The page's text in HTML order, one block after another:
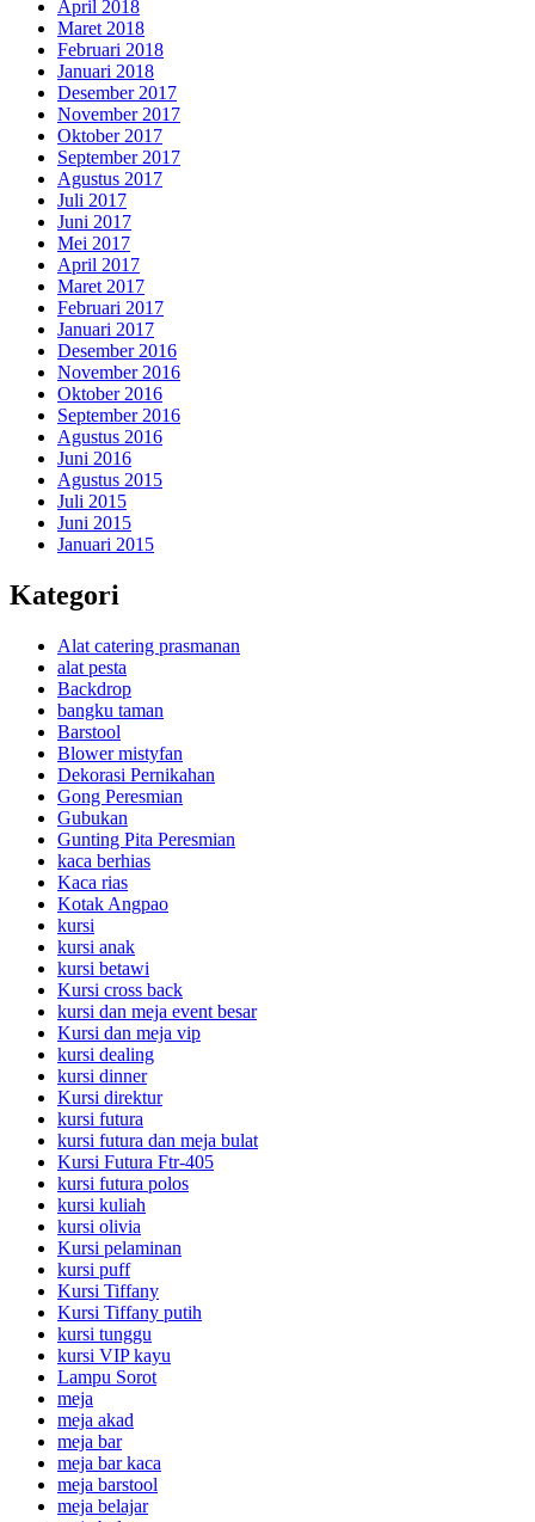
April 2018
Maret 2018
Februari 2018
Januari 2018
Desember 2017
November 2017
Oktober 2017
September 2017
Agustus 2017
Juli 2017
Juni 2017
Mei 2017
April 2017
Maret 2017
Februari 2017
Januari 2017
Desember 2016
November 2016
Oktober 2016
September 2016
Agustus 2016
Juni 2016
Agustus 2015
Juli 2015
Juni 2015
Januari 2015
Kategori
Alat catering prasmanan
alat pesta
Backdrop
bangku taman
Barstool
Blower mistyfan
Dekorasi Pernikahan
Gong Peresmian
Gubukan
Gunting Pita Peresmian
kaca berhias
Kaca rias
Kotak Angpao
kursi
kursi anak
kursi betawi
Kursi cross back
kursi dan meja event besar
Kursi dan meja vip
kursi dealing
kursi dinner
Kursi direktur
kursi futura
kursi futura dan meja bulat
Kursi Futura Ftr-405
kursi futura polos
kursi kuliah
kursi olivia
Kursi pelaminan
kursi puff
Kursi Tiffany
Kursi Tiffany putih
kursi tunggu
kursi VIP kayu
Lampu Sorot
meja
meja akad
meja bar
meja bar kaca
meja barstool
meja belajar